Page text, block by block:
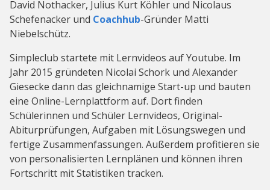
David Nothacker, Julius Kurt Köhler und Nicolaus
Schefenacker und Coachhub-Gründer Matti
Niebelschütz.
Simpleclub startete mit Lernvideos auf Youtube. Im
Jahr 2015 gründeten Nicolai Schork und Alexander
Giesecke dann das gleichnamige Start-up und bauten
eine Online-Lernplattform auf. Dort finden
Schülerinnen und Schüler Lernvideos, Original-
Abiturprüfungen, Aufgaben mit Lösungswegen und
fertige Zusammenfassungen. Außerdem profitieren sie
von personalisierten Lernplänen und können ihren
Fortschritt mit Statistiken tracken.